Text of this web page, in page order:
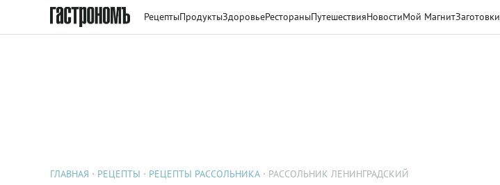
РецептыПродуктыЗдоровьеРестораныПутешествияНовостиМой МагнитЗаготовки
ГЛАВНАЯ РЕЦЕПТЫ РЕЦЕПТЫ РАССОЛЬНИКА РАССОЛЬНИК ЛЕНИНГРАДСКИЙ